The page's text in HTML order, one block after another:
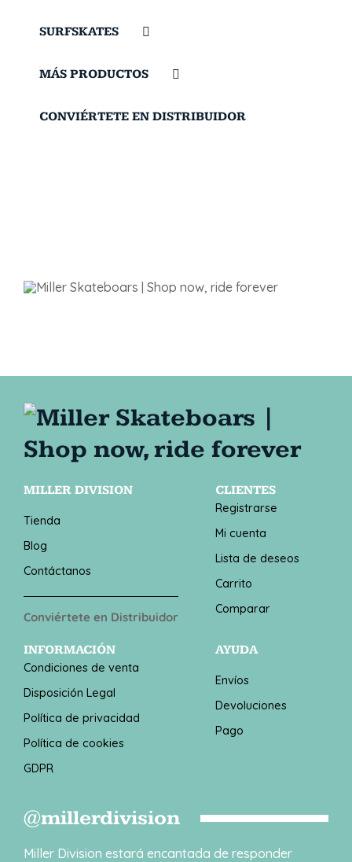
SURFSKATES
MÁS PRODUCTOS
CONVIÉRTETE EN DISTRIBUIDOR
MILLER DIVISION
Tienda
Blog
Contáctanos
Conviértete en Distribuidor
CLIENTES
Registrarse
Mi cuenta
Lista de deseos
Carrito
Comparar
INFORMACIÓN
Condiciones de venta
Disposición Legal
Política de privacidad
Política de cookies
GDPR
AYUDA
Envíos
Devoluciones
Pago
@millerdivision
Miller Division estará encantada de responder